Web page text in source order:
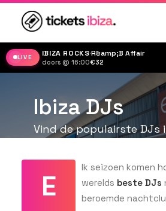
LIVE IBIZA ROCKS·R&amp;B Affair
doors @ 16:00·€32
Ibiza DJs
Vind de populairste DJs
E
lk seizoen komen
werelds beste DJs
beroemde